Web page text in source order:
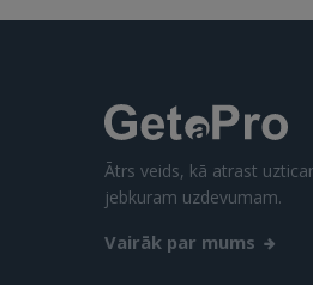
Ātrs veids, kā atrast
jebkuram uzdevumam.
Vairāk par mums